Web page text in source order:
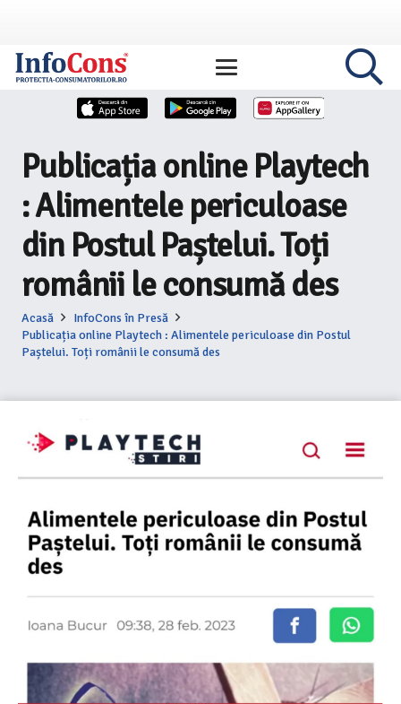
Publicația online Playtech
: Alimentele periculoase
din Postul Paștelui. Toți
românii le consumă des
Acasă
InfoCons în Presă
Publicația online Playtech : Alimentele periculoase din Postul
Paștelui. Toți românii le consumă des